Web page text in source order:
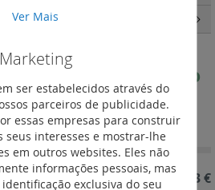
ligação por parafuso
Definir
Ordenação
1,93 €
Ver Mais
Marketing
ser estabelecidos através do
parceiros de publicidade.
essas empresas para construir
seus interesses e mostrar-lhe
em outros websites. Eles não
informações pessoais, mas
exclusiva do seu